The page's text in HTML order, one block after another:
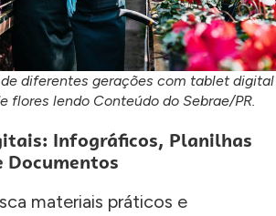
diferentes gerações com tablet digital
flores lendo Conteúdo do Sebrae/PR.
Infográficos, Planilhas
Documentos
materiais práticos e